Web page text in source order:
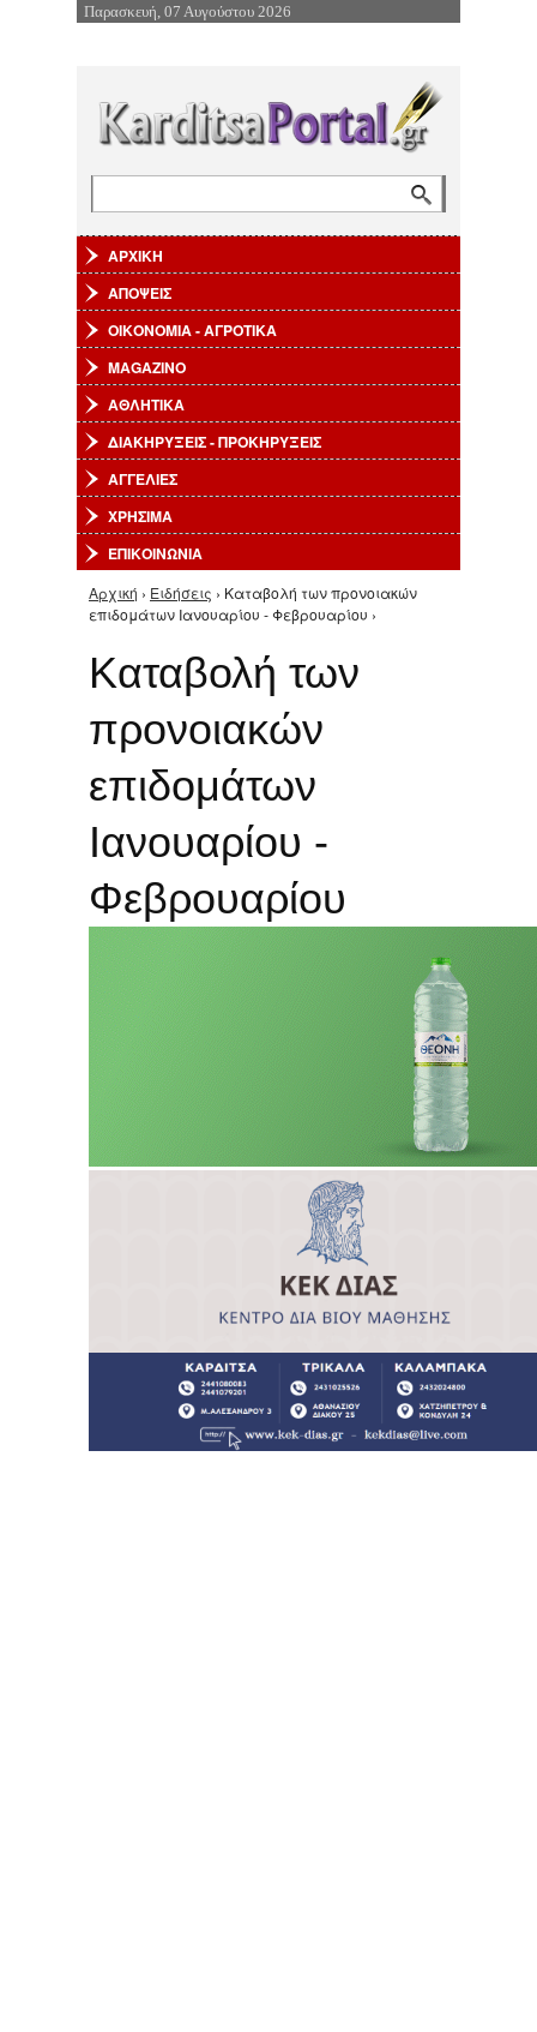
Επιστροφή στην Πλοήγηση
Παρασκευή, 07 Αυγούστου 2026
ΑΡΧΙΚΗ
ΑΠΟΨΕΙΣ
ΟΙΚΟΝΟΜΙΑ - ΑΓΡΟΤΙΚΑ
MAGAZINO
ΑΘΛΗΤΙΚΑ
ΔΙΑΚΗΡΥΞΕΙΣ - ΠΡΟΚΗΡΥΞΕΙΣ
ΑΓΓΕΛΙΕΣ
ΧΡΗΣΙΜΑ
ΕΠΙΚΟΙΝΩΝΙΑ
Είστε εδώ
Αρχική › Ειδήσεις › Καταβολή των προνοιακών
επιδομάτων Ιανουαρίου - Φεβρουαρίου ›
Καταβολή των
προνοιακών
επιδομάτων
Ιανουαρίου -
Φεβρουαρίου